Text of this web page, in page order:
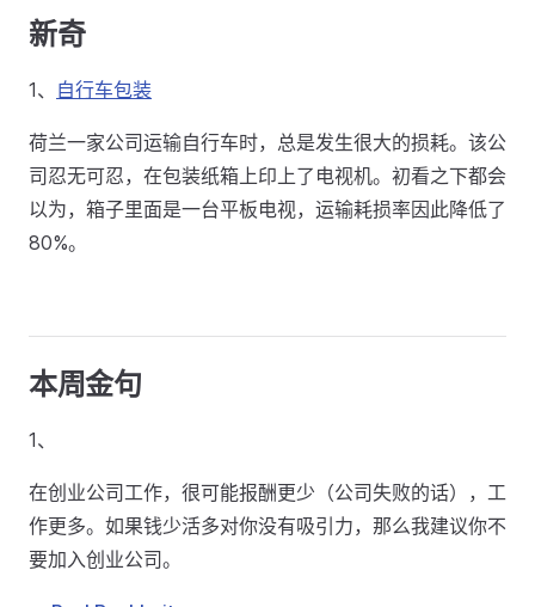
新奇
1、 自行车包装
荷兰一家公司运输自行车时，总是发生很大的损耗。该公
司忍无可忍，在包装纸箱上印上了电视机。初看之下都会
以为，箱子里面是一台平板电视，运输耗损率因此降低了
80%。
本周金句
1、
在创业公司工作，很可能报酬更少（公司失败的话），工
作更多。如果钱少活多对你没有吸引力，那么我建议你不
要加入创业公司。